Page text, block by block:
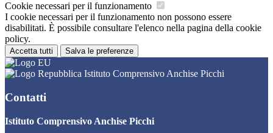
Cookie necessari per il funzionamento
I cookie necessari per il funzionamento non possono essere
disabilitati. È possibile consultare l'elenco nella pagina della cookie
policy.
Accetta tutti Salva le preferenze
Istituto Comprensivo Anchise Picchi
Contatti
Istituto Comprensivo Anchise Picchi